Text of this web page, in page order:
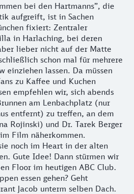
bei den Hartmanns”, die
aufgreift, ist in Sachen
fixiert: Zentraler
in Harlaching, bei deren
lieber nicht auf der Matte
schon mal für mehrere
einziehen lassen. Da müssen
zu Kaffee und Kuchen
empfehlen wir, sich abends
am Lenbachplatz (nur
entfernt) zu treffen, an dem
Rojinski) und Dr. Tarek Berger
Film näherkommen.
noch im Heart in der alten
Gute Idee! Dann stürmen wir
Floor im heutigen ABC Club.
essen gehen? Geht
Jacob unterm selben Dach.